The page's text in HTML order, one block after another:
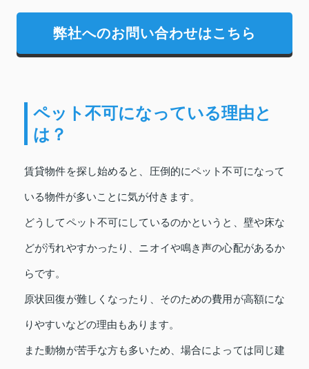
弊社へのお問い合わせはこちら
ペット不可になっている理由と
は？
賃貸物件を探し始めると、圧倒的にペット不可になって
いる物件が多いことに気が付きます。
どうしてペット不可にしているのかというと、壁や床な
どが汚れやすかったり、ニオイや鳴き声の心配があるか
らです。
原状回復が難しくなったり、そのための費用が高額にな
りやすいなどの理由もあります。
また動物が苦手な方も多いため、場合によっては同じ建